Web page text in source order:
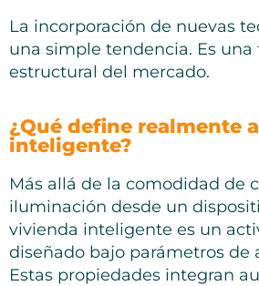
La incorporación de nuevas
una simple tendencia. Es
estructural del mercado.
¿Qué define realmente
inteligente?
Más allá de la comodidad de
iluminación desde un
vivienda inteligente es un
diseñado bajo parámetros de
Estas propiedades integran